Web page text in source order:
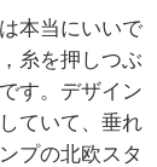
本当にいいで
糸を押しつぶ
す。デザイン
ていて、垂れ
プの北欧スタ